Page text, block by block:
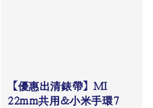
【優惠出清錶帶】MI
22mm共用&小米手環7